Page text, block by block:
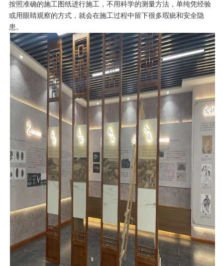
按照准确的施工图纸进行施工，不用科学的测量方法，单纯凭经验
或用眼睛观察的方式，就会在施工过程中留下很多瑕疵和安全隐
患。